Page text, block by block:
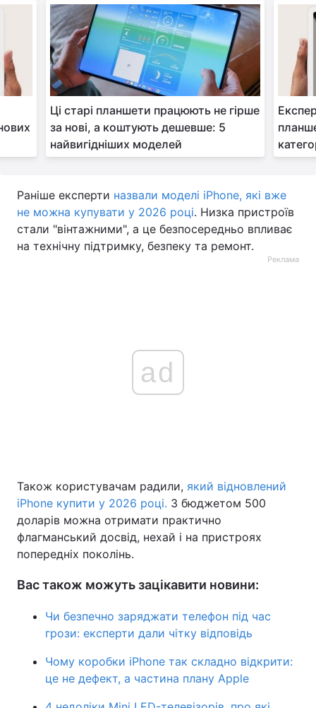
Ці старі планшети працюють не гірше
за нові, а коштують дешевше: 5
найвигідніших моделей
Раніше експерти назвали моделі iPhone, які вже
не можна купувати у 2026 році. Низка пристроїв
стали "вінтажними", а це безпосередньо впливає
на технічну підтримку, безпеку та ремонт.
Реклама
ad
Також користувачам радили, який відновлений
iPhone купити у 2026 році. З бюджетом 500
доларів можна отримати практично
флагманський досвід, нехай і на пристроях
попередніх поколінь.
Вас також можуть зацікавити новини:
Чи безпечно заряджати телефон під час
грози: експерти дали чітку відповідь
Чому коробки iPhone так складно відкрити:
це не дефект, а частина плану Apple